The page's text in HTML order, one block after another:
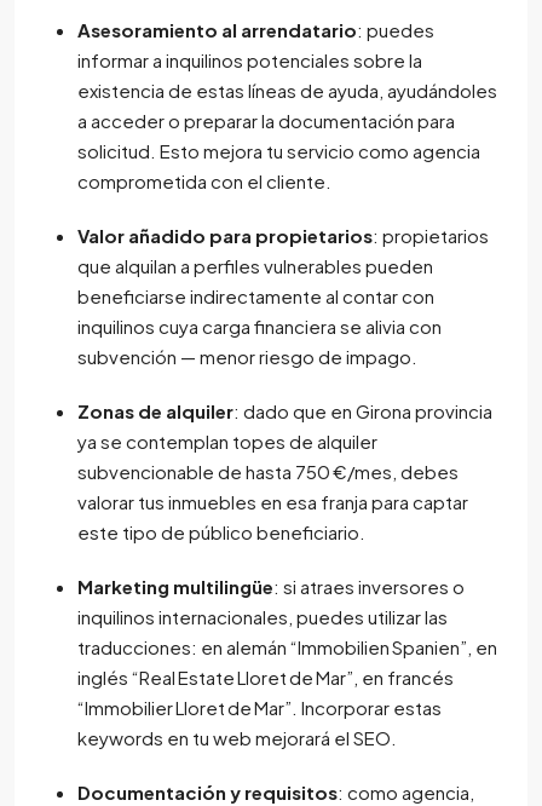
Asesoramiento al arrendatario: puedes
informar a inquilinos potenciales sobre la
existencia de estas líneas de ayuda, ayudándoles
a acceder o preparar la documentación para
solicitud. Esto mejora tu servicio como agencia
comprometida con el cliente.
Valor añadido para propietarios: propietarios
que alquilan a perfiles vulnerables pueden
beneficiarse indirectamente al contar con
inquilinos cuya carga financiera se alivia con
subvención — menor riesgo de impago.
Zonas de alquiler: dado que en Girona provincia
ya se contemplan topes de alquiler
subvencionable de hasta 750 €/mes, debes
valorar tus inmuebles en esa franja para captar
este tipo de público beneficiario.
Marketing multilingüe: si atraes inversores o
inquilinos internacionales, puedes utilizar las
traducciones: en alemán “Immobilien Spanien”, en
inglés “Real Estate Lloret de Mar”, en francés
“Immobilier Lloret de Mar”. Incorporar estas
keywords en tu web mejorará el SEO.
Documentación y requisitos: como agencia,